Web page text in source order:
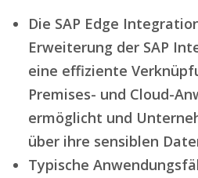
Die SAP Edge
Erweiterung der SAP
eine effiziente
Premises- und Cloud-
ermöglicht und
über ihre sensiblen
Typische